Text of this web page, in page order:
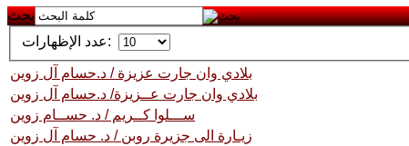
بحث
عدد الإظهارات:
بلادي وان جارت عزيزة / د.حسام آل زوين
بلادي وان جارت عــزيزة/ د.حسام آل زوين
ســـلوا كــريم / د. حســام زوين
زيـارة الى جزيرة روبن / د. حسام آل زوين